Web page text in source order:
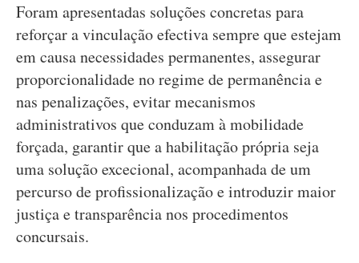
Foram apresentadas soluções concretas para
reforçar a vinculação efectiva sempre que estejam
em causa necessidades permanentes, assegurar
proporcionalidade no regime de permanência e
nas penalizações, evitar mecanismos
administrativos que conduzam à mobilidade
forçada, garantir que a habilitação própria seja
uma solução excecional, acompanhada de um
percurso de profissionalização e introduzir maior
justiça e transparência nos procedimentos
concursais.